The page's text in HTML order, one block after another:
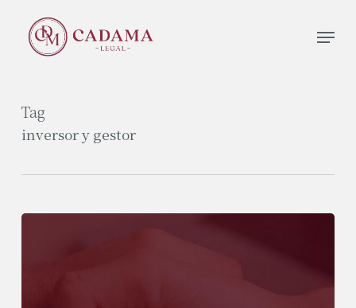
Menu
Tag
inversor y gestor